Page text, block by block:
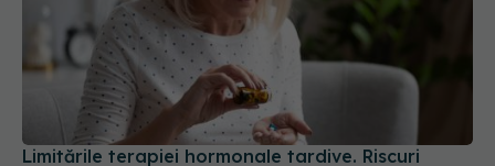
Limitările terapiei hormonale tardive. Riscuri
oncologice și vasculare, conform noilor date
24 apr 2026, 18:25